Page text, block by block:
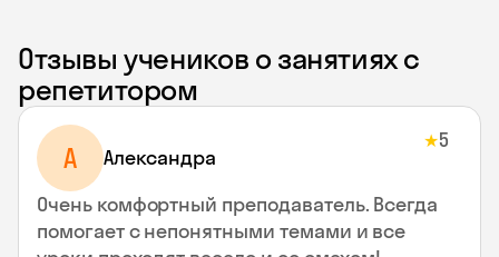
Отзывы учеников о занятиях с
репетитором
A Aлександра
★5
Очень комфортный преподаватель. Всегда
помогает с непонятными темами и все